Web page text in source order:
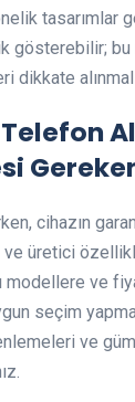
tasarımlar
gösterebilir; bu
dikkate
cihazın
ve üretici
ve
seçim
ve